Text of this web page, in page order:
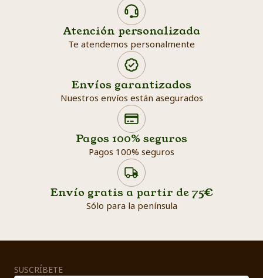
Atención personalizada
Te atendemos personalmente
Envíos garantizados
Nuestros envíos están asegurados
Pagos 100% seguros
Pagos 100% seguros
Envío gratis a partir de 75€
Sólo para la península
Search products
SUSCRÍBETE